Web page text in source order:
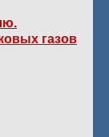
газов